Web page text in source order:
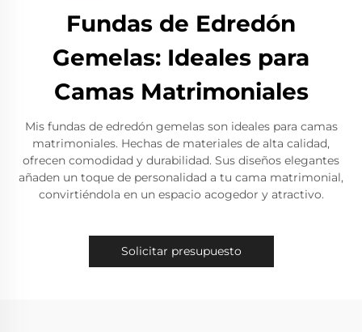
Fundas de Edredón
Gemelas: Ideales para
Camas Matrimoniales
Mis fundas de edredón gemelas son ideales para camas
matrimoniales. Hechas de materiales de alta calidad,
ofrecen comodidad y durabilidad. Sus diseños elegantes
añaden un toque de personalidad a tu cama matrimonial,
convirtiéndola en un espacio acogedor y atractivo.
Solicitar presupuesto